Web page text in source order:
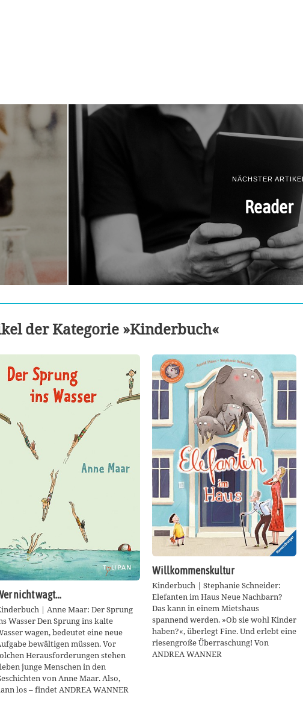
NÄCHSTER ARTIKEL
Reader
der Kategorie »Kinderbuch«
nicht wagt…
| Anne Maar: Der Sprung
Wasser Den Sprung ins kalte
wagen, bedeutet eine neue
bewältigen müssen. Vor
Herausforderungen stehen
junge Menschen in den
von Anne Maar. Also,
los – findet ANDREA WANNER
Willkommenskultur
Kinderbuch | Stephanie Schneider:
Elefanten im Haus Neue Nachbarn?
Das kann in einem Mietshaus
spannend werden. »Ob sie wohl Kinder
haben?«, überlegt Fine. Und erlebt eine
riesengroße Überraschung! Von
ANDREA WANNER